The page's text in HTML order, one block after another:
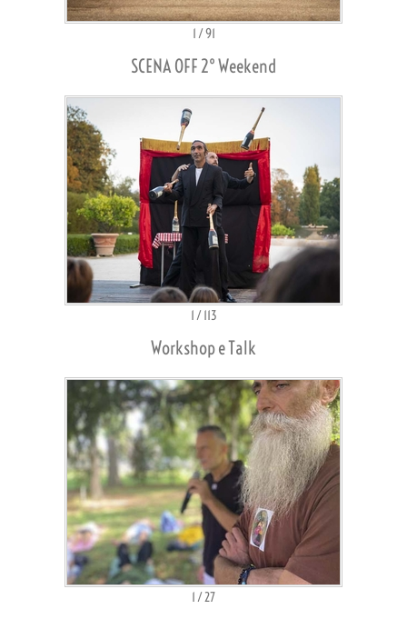
1 /91
SCENA OFF 2° Weekend
1 /113
Workshop e Talk
1 /27